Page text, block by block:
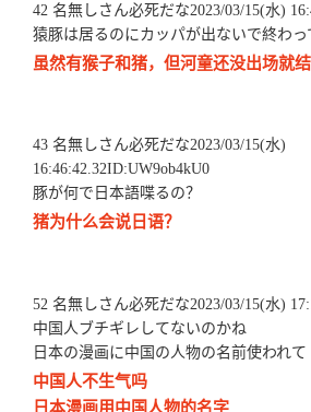
42 名無しさん必死だな2023/03/15(水)
猿豚は居るのにカッパが出ないで終わっ
虽然有猴子和猪，但河童还没出场就
43 名無しさん必死だな2023/03/15(水)
16:46:42.32ID:UW9ob4kU0
豚が何で日本語喋るの？
猪为什么会说日语？
52 名無しさん必死だな2023/03/15(水)
中国人ブチギレしてないのかね
日本の漫画に中国の人物の名前使われて
中国人不生气吗
日本漫画用中国人物的名字